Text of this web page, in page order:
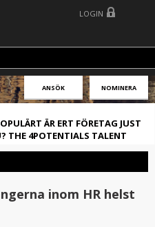
LOGIN
ANSÖK NOMINERA
ÄR ERT FÖRETAG JUST
THE 4POTENTIALS TALENT
inom HR helst